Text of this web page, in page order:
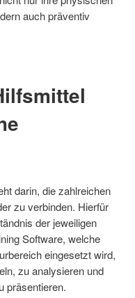
auch präventiv
darin, die zahlreichen
zu verbinden. Hierfür
der jeweiligen
Software, welche
eingesetzt wird,
zu analysieren und
präsentieren.